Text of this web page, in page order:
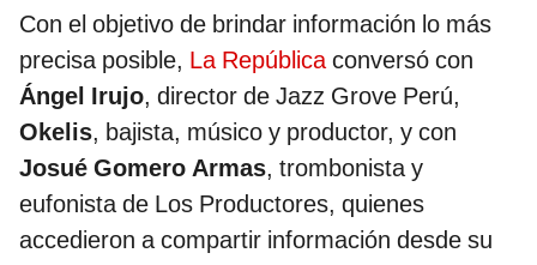
Con el objetivo de brindar información lo más
precisa posible, La Repúblicaconversó con
Ángel Irujo, director de Jazz Grove Perú,
Okelis, bajista, músico y productor, y con
Josué Gomero Armas, trombonista y
eufonista de Los Productores, quienes
accedieron a compartir información desde su